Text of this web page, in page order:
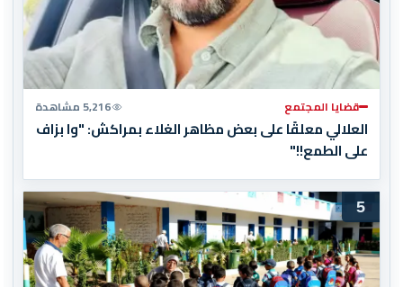
قضايا المجتمع 5,216 مشاهدة
العلالي معلقًا على بعض مظاهر الغلاء بمراكش: "وا بزاف
على الطمع!!"
5